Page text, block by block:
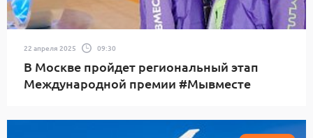
22 апреля 2025 09:30
В Москве пройдет региональный этап
Международной премии #Мывместе